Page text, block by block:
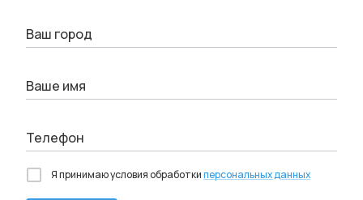
Ваш город
Ваше имя
Телефон
Я принимаю условия обработкиперсональных данных